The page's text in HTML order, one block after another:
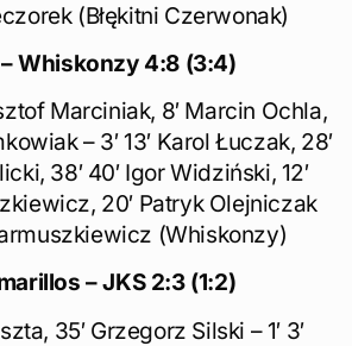
(Błękitni Czerwonak)
Whiskonzy 4:8 (3:4)
Marciniak, 8′ Marcin Ochla,
– 3′ 13′ Karol Łuczak, 28′
38′ 40′ Igor Widziński, 12′
20′ Patryk Olejniczak
(Whiskonzy)
– JKS 2:3 (1:2)
35′ Grzegorz Silski – 1′ 3′